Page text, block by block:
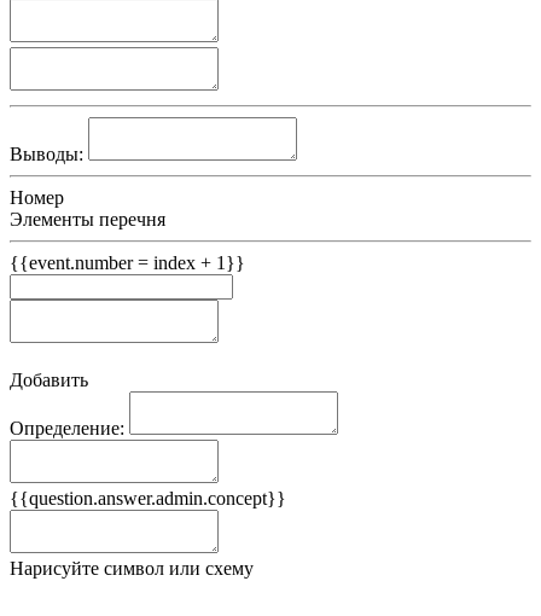
Выводы:
Номер
Элементы перечня
{{event.number = index + 1}}
Добавить
Определение:
{{question.answer.admin.concept}}
Нарисуйте символ или схему